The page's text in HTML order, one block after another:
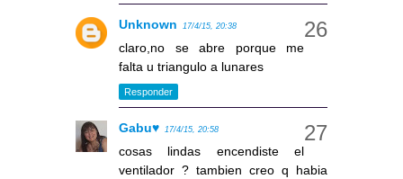
Unknown 17/4/15, 20:38
claro,no se abre porque me
falta u triangulo a lunares
Responder
Gabu♥ 17/4/15, 20:58
cosas lindas encendiste el
ventilador ? tambien creo q habia